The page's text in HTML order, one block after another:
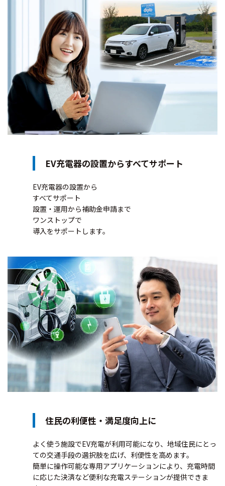
EV充電器の設置からすべてサポート
EV充電器の設置から
すべてサポート
設置・運用から補助金申請まで
ワンストップで
導入をサポートします。
住民の利便性・満足度向上に
よく使う施設でEV充電が利用可能になり、地域住民にとっ
ての交通手段の選択肢を広げ、利便性を高めます。
簡単に操作可能な専用アプリケーションにより、充電時間
に応じた決済など便利な充電ステーションが提供できま